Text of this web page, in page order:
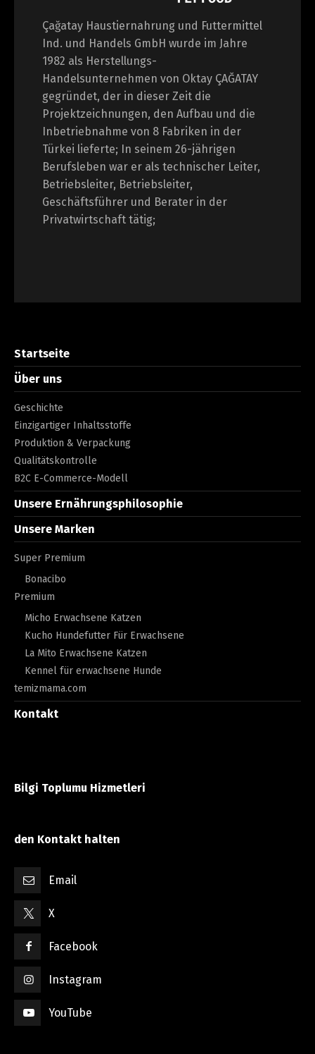
Çağatay Haustiernahrung und Futtermittel
Ind. und Handels GmbH wurde im Jahre
1982 als Herstellungs-
Handelsunternehmen von Oktay ÇAĞATAY
gegründet, der in dieser Zeit die
Projektzeichnungen, den Aufbau und die
Inbetriebnahme von 8 Fabriken in der
Türkei lieferte; In seinem 26-jährigen
Berufsleben war er als technischer Leiter,
Betriebsleiter, Betriebsleiter,
Geschäftsführer und Berater in der
Privatwirtschaft tätig;
Startseite
Über uns
Geschichte
Einzigartiger Inhaltsstoffe
Produktion & Verpackung
Qualitätskontrolle
B2C E-Commerce-Modell
Unsere Ernährungsphilosophie
Unsere Marken
Super Premium
Bonacibo
Premium
Micho Erwachsene Katzen
Kucho Hundefutter Für Erwachsene
La Mito Erwachsene Katzen
Kennel für erwachsene Hunde
temizmama.com
Kontakt
Bilgi Toplumu Hizmetleri
den Kontakt halten
Email
X
Facebook
Instagram
YouTube